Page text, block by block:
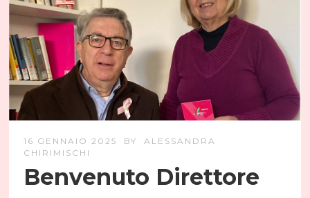
16 GENNAIO 2025 BY
ALESSANDRA
CHIRIMISCHI
Benvenuto Direttore